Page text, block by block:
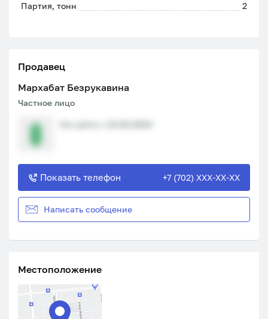
Партия, тонн 2
Продавец
Мархабат Безрукавина
Частное лицо
Показать телефон +7 (702) XXX-XX-XX
Написать сообщение
Местоположение